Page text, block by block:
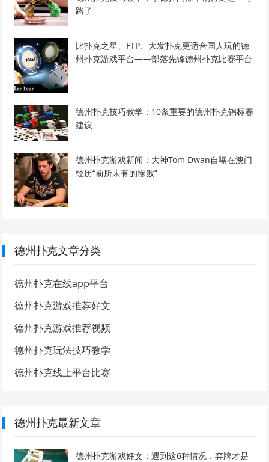
路了
比扑克之星、FTP、大发扑克更适合国人玩的德
州扑克游戏平台——部落先锋德州扑克比赛平台
德州扑克技巧教学：10条重要的德州扑克锦标赛
建议
德州扑克游戏新闻：大神Tom Dwan自曝在澳门
经历“前所未有的惨败”
德州扑克文章分类
德州扑克在线app平台
德州扑克游戏推荐好文
德州扑克游戏推荐视频
德州扑克玩法技巧教学
德州扑克线上平台比赛
德州扑克最新文章
德州扑克游戏好文：遇到这6种情况，弃牌才是